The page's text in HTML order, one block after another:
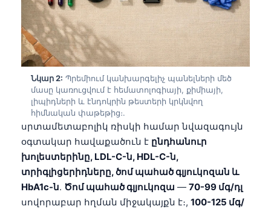
Նկար 2: Պրեմիում կանխարգելիչ պանելների մեծ
մասը կառուցվում է հեմատոլոգիայի, քիմիայի,
լիպիդների և էնդոկրին թեստերի կրկնվող
հիմնական փաթեթից։.
սրտամետաբոլիկ ռիսկի համար նվազագույն
օգտակար հավաքածուն է ընդհանուր
խոլեստերինը, LDL-C-ն, HDL-C-ն,
տրիգլիցերիդները, ծոմ պահած գլյուկոզան և
HbA1c-ն. Ծոմ պահած գլյուկոզա — 70-99 մգ/դլ
սովորաբար հղման միջակայքն է։, 100-125 մգ/